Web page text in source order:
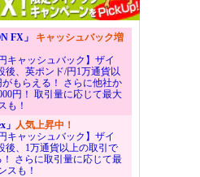
FX」 キャッシュバック増
キャッシュバック】ザイ
後、英ポンド/円1万通貨以
がもらえる！ さらに他社か
円！ 取引量に応じて最大
も！
人気上昇中！
キャッシュバック】ザイ
後、1万通貨以上の取引で
！ さらに取引量に応じて最
スも！